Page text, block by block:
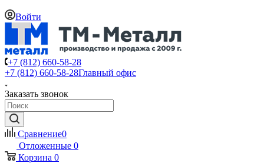
Войти
+7 (812) 660-58-28
+7 (812) 660-58-28Главный офис
Заказать звонок
Сравнение0
Отложенные 0
Корзина 0